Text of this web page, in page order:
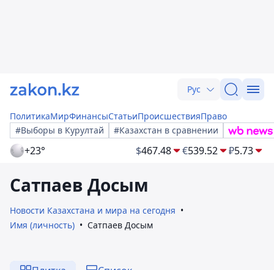
Рус
ПолитикаМирФинансыСтатьиПроисшествияПраво
#Выборы в Курултай
#Казахстан в сравнении
+23° $467.48 €539.52 ₽5.73
Сатпаев Досым
Новости Казахстана и мира на сегодня
Имя (личность)
Сатпаев Досым